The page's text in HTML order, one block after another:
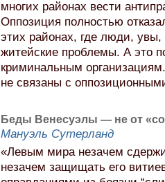
многих районах вести
Оппозиция полностью
этих районах, где люди,
житейские проблемы. А это
криминальным
не связаны с
Беды Венесуэлы — не от
Мануэль Сутерланд
«Левым мира незачем
незачем защищать его